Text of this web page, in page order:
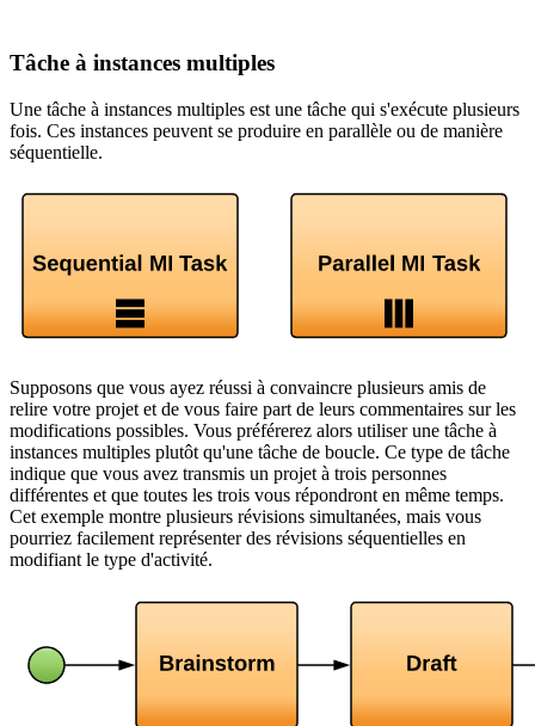
Tâche à instances multiples
Une tâche à instances multiples est une tâche qui s'exécute plusieurs
fois. Ces instances peuvent se produire en parallèle ou de manière
séquentielle.
Supposons que vous ayez réussi à convaincre plusieurs amis de
relire votre projet et de vous faire part de leurs commentaires sur les
modifications possibles. Vous préférerez alors utiliser une tâche à
instances multiples plutôt qu'une tâche de boucle. Ce type de tâche
indique que vous avez transmis un projet à trois personnes
différentes et que toutes les trois vous répondront en même temps.
Cet exemple montre plusieurs révisions simultanées, mais vous
pourriez facilement représenter des révisions séquentielles en
modifiant le type d'activité.